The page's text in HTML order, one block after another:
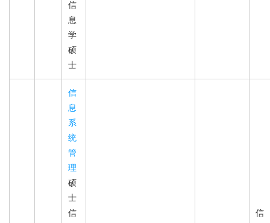
信
息
学
硕
士
信
息
系
统
管
理
硕
士
信
信